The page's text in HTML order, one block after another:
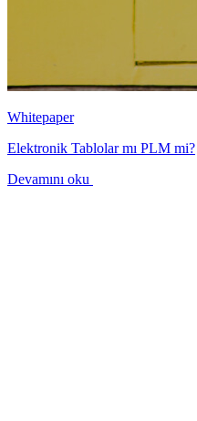
Whitepaper
Elektronik Tablolar mı PLM mi?
Devamını oku